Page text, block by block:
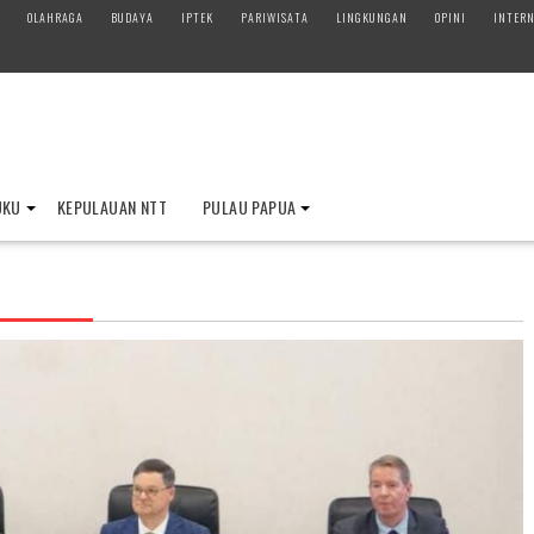
OLAHRAGA BUDAYA IPTEK PARIWISATA LINGKUNGAN OPINI
KEPULAUAN NTT PULAU PAPUA